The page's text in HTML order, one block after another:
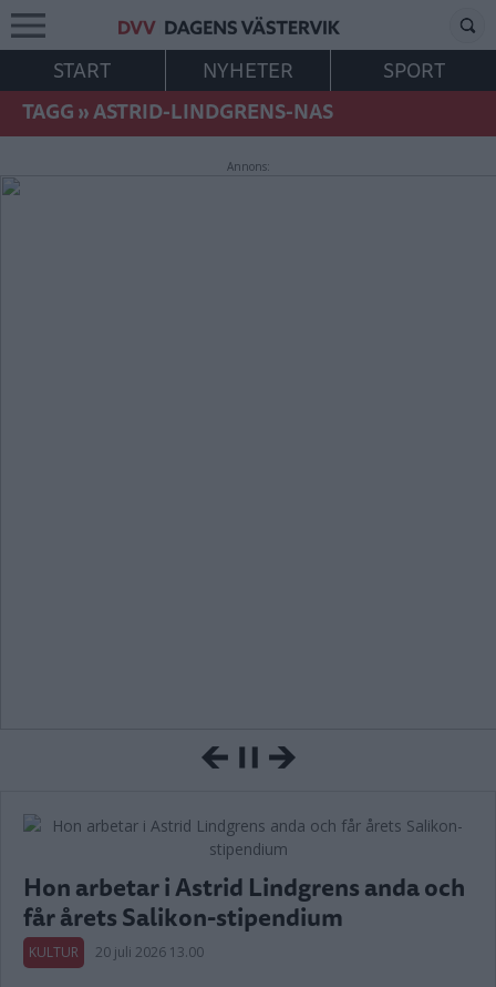
START NYHETER
SPORT
TAGG»ASTRID-LINDGRENS-NAS
Annons:
Hon arbetar i Astrid Lindgrens anda och
får årets Salikon-stipendium
KULTUR 20 juli 2026 13.00